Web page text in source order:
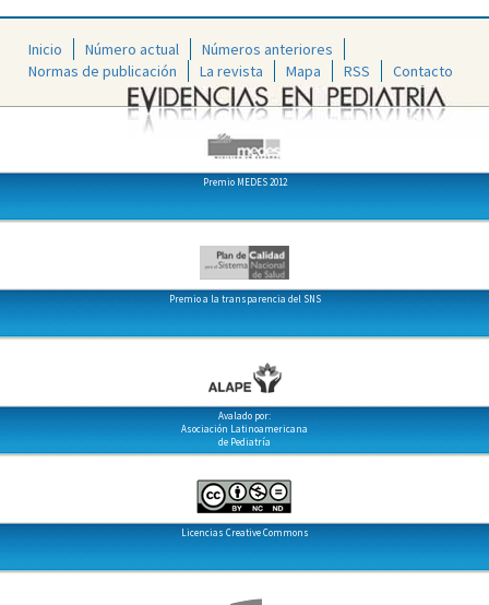
Inicio Número actual
Números anteriores
Normas de publicación
La revista Mapa RSS Contacto
Premio MEDES 2012
Premio a la transparencia del SNS
Avalado por:
Asociación Latinoamericana
de Pediatría
Licencias Creative Commons